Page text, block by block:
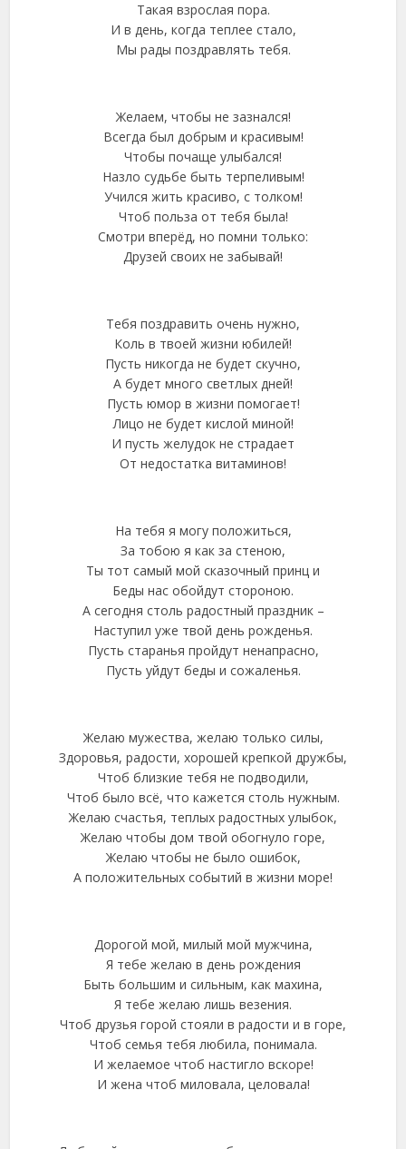
Такая взрослая пора.
И в день, когда теплее стало,
Мы рады поздравлять тебя.
Желаем, чтобы не зазнался!
Всегда был добрым и красивым!
Чтобы почаще улыбался!
Назло судьбе быть терпеливым!
Учился жить красиво, с толком!
Чтоб польза от тебя была!
Смотри вперёд, но помни только:
Друзей своих не забывай!
Тебя поздравить очень нужно,
Коль в твоей жизни юбилей!
Пусть никогда не будет скучно,
А будет много светлых дней!
Пусть юмор в жизни помогает!
Лицо не будет кислой миной!
И пусть желудок не страдает
От недостатка витаминов!
На тебя я могу положиться,
За тобою я как за стеною,
Ты тот самый мой сказочный принц и
Беды нас обойдут стороною.
А сегодня столь радостный праздник –
Наступил уже твой день рожденья.
Пусть старанья пройдут ненапрасно,
Пусть уйдут беды и сожаленья.
Желаю мужества, желаю только силы,
Здоровья, радости, хорошей крепкой дружбы,
Чтоб близкие тебя не подводили,
Чтоб было всё, что кажется столь нужным.
Желаю счастья, теплых радостных улыбок,
Желаю чтобы дом твой обогнуло горе,
Желаю чтобы не было ошибок,
А положительных событий в жизни море!
Дорогой мой, милый мой мужчина,
Я тебе желаю в день рождения
Быть большим и сильным, как махина,
Я тебе желаю лишь везения.
Чтоб друзья горой стояли в радости и в горе,
Чтоб семья тебя любила, понимала.
И желаемое чтоб настигло вскоре!
И жена чтоб миловала, целовала!